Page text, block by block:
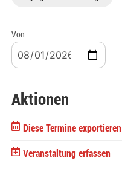
Von
Aktionen
Diese Termine exportieren
Veranstaltung erfassen